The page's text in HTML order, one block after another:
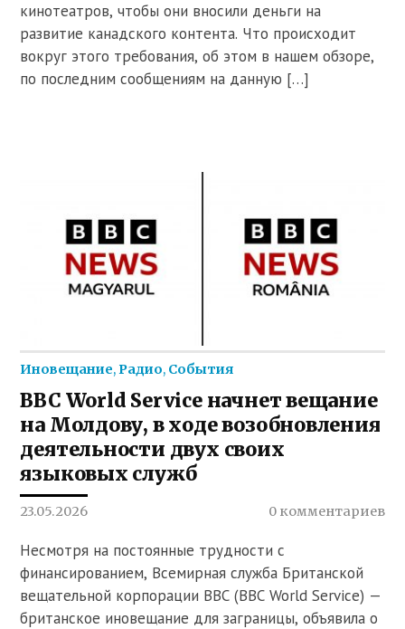
кинотеатров, чтобы они вносили деньги на
развитие канадского контента. Что происходит
вокруг этого требования, об этом в нашем обзоре,
по последним сообщениям на данную […]
Иновещание,Радио, События
BBC World Service начнет вещание
на Молдову, в ходе возобновления
деятельности двух своих
языковых служб
23.05.2026 0 комментариев
Несмотря на постоянные трудности с
финансированием, Всемирная служба Британской
вещательной корпорации BBC (BBC World Service) —
британское иновещание для заграницы, объявила о